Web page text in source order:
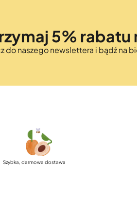
5% rabatu
do naszego newslettera i bądź na
Szybka, darmowa dostawa